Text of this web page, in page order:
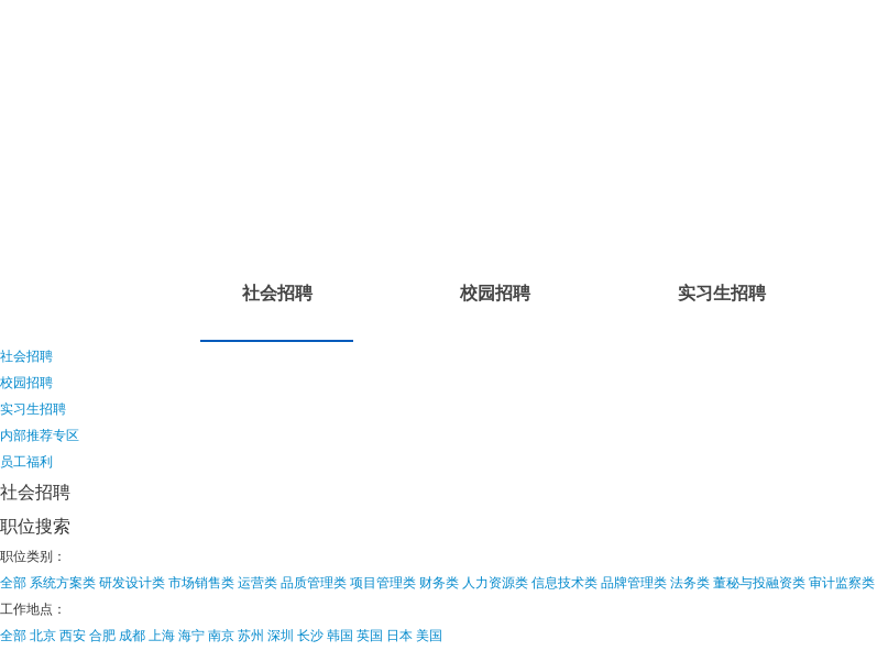
社会招聘 校园招聘 实习生招聘
社会招聘
校园招聘
实习生招聘
内部推荐专区
员工福利
社会招聘
职位搜索
职位类别：
全部 系统方案类研发设计类市场销售类运营类品质管理类项目管理类 财务类 人力资源类信息技术类品牌管理类法务类董秘与投融资类审计监察类
工作地点：
全部北京西安合肥 成都 上海海宁南京苏州 深圳 长沙韩国 英国 日本美国